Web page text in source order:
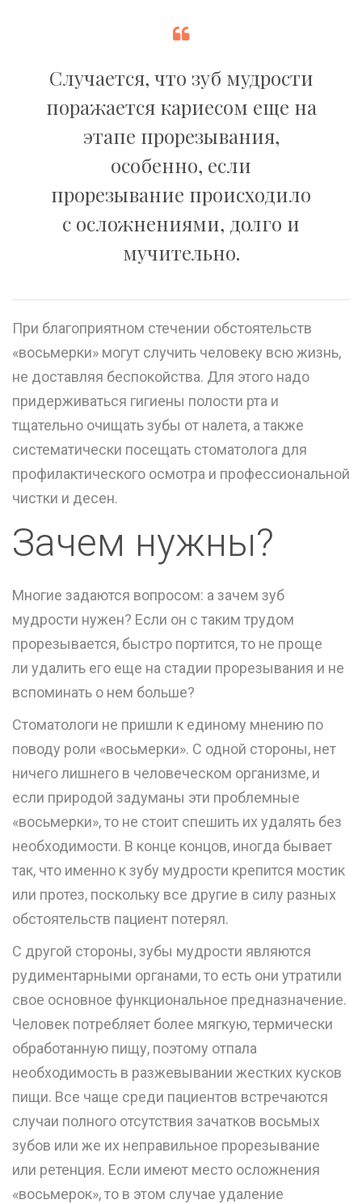
Случается, что зуб мудрости
поражается кариесом еще на
этапе прорезывания,
особенно, если
прорезывание происходило
с осложнениями, долго и
мучительно.
При благоприятном стечении обстоятельств
«восьмерки» могут случить человеку всю жизнь,
не доставляя беспокойства. Для этого надо
придерживаться гигиены полости рта и
тщательно очищать зубы от налета, а также
систематически посещать стоматолога для
профилактического осмотра и профессиональной
чистки и десен.
Зачем нужны?
Многие задаются вопросом: а зачем зуб
мудрости нужен? Если он с таким трудом
прорезывается, быстро портится, то не проще
ли удалить его еще на стадии прорезывания и не
вспоминать о нем больше?
Стоматологи не пришли к единому мнению по
поводу роли «восьмерки». С одной стороны, нет
ничего лишнего в человеческом организме, и
если природой задуманы эти проблемные
«восьмерки», то не стоит спешить их удалять без
необходимости. В конце концов, иногда бывает
так, что именно к зубу мудрости крепится мостик
или протез, поскольку все другие в силу разных
обстоятельств пациент потерял.
С другой стороны, зубы мудрости являются
рудиментарными органами, то есть они утратили
свое основное функциональное предназначение.
Человек потребляет более мягкую, термически
обработанную пищу, поэтому отпала
необходимость в разжевывании жестких кусков
пищи. Все чаще среди пациентов встречаются
случаи полного отсутствия зачатков восьмых
зубов или же их неправильное прорезывание
или ретенция. Если имеют место осложнения
«восьмерок», то в этом случае удаление